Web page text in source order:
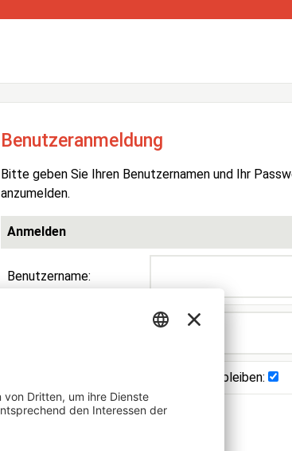
Benutzeranmeldung
Bitte geben Sie Ihren Benutzernamen und Ihr
anzumelden.
Anmelden
Benutzername:
Angemeldet bleiben:
Passwort vergessen?